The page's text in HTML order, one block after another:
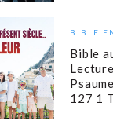
BIBLE
Bible
127 1